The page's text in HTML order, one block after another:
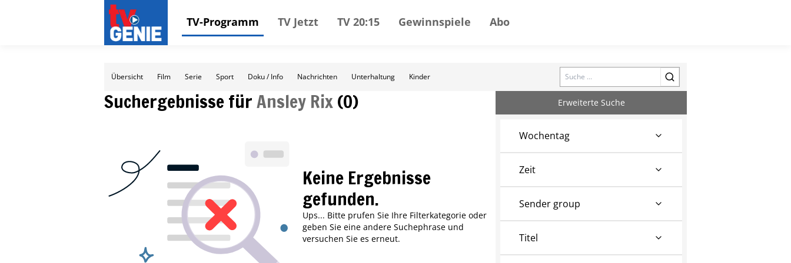
TV-Programm TV Jetzt TV 20:15 Gewinnspiele Abo
Übersicht Film Serie Sport Doku / Info Nachrichten Unterhaltung Kinder Search
Suchergebnisse fürAnsley Rix(0)
Keine Ergebnisse
gefunden.
Ups... Bitte prufen Sie Ihre Filterkategorie oder
geben Sie eine andere Suchephrase und
versuchen Sie es erneut.
Erweiterte Suche
Wochentag
Zeit
Sender group
Titel